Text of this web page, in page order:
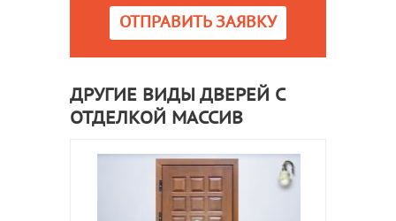
ОТПРАВИТЬ ЗАЯВКУ
ДРУГИЕ ВИДЫ ДВЕРЕЙ С
ОТДЕЛКОЙ МАССИВ